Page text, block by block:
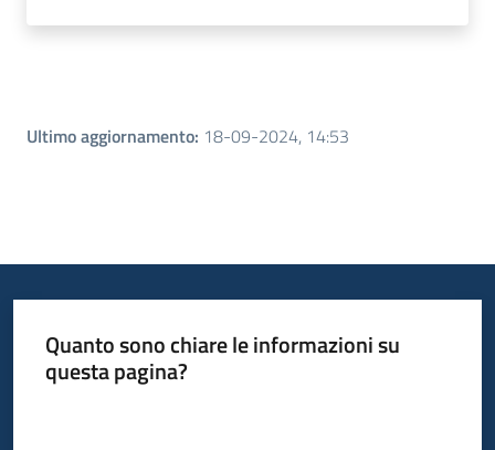
Ultimo aggiornamento: 18-09-2024, 14:53
Quanto sono chiare le informazioni su
questa pagina?